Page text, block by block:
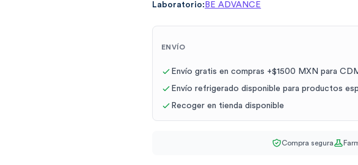
Laboratorio: BE ADVANCE
ENVÍO
Envío gratis en compras +$1500 MXN para
Envío refrigerado disponible para productos
Recoger en tienda disponible
Compra segura